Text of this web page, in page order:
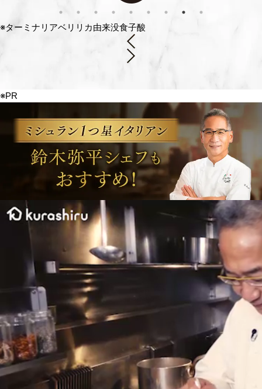
※ターミナリアベリリカ由来没食子酸
※PR